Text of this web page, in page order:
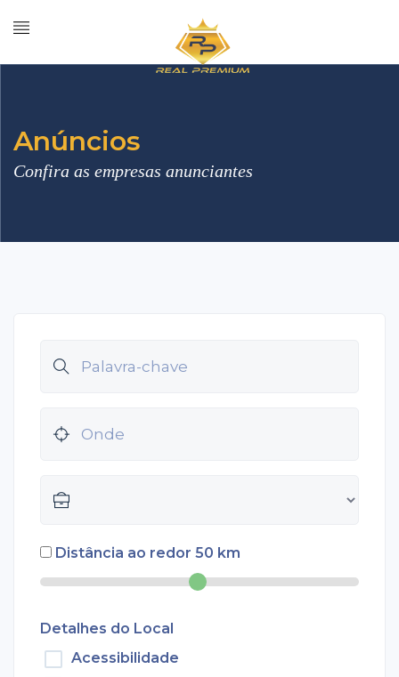
Anúncios
Confira as empresas anunciantes
Distância ao redor 50 km
Detalhes do Local
Acessibilidade